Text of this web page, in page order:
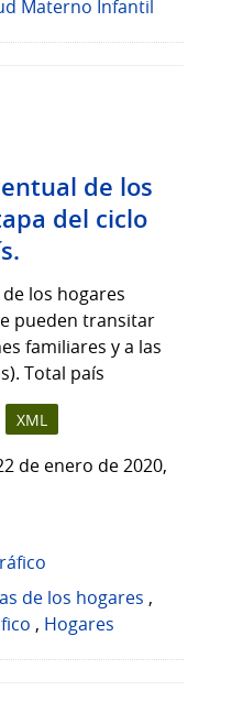
Materno Infantil
de los
del ciclo
los hogares
pueden transitar
familiares y a las
Total país
XML
de enero de 2020,
de los hogares ,
, Hogares